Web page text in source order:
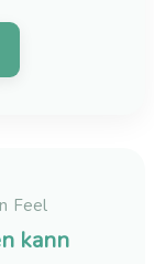
Feel
kann